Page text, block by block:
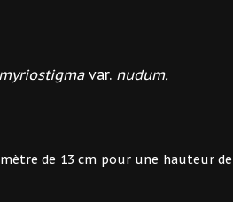
var. nudum.
de 13 cm pour une hauteur de